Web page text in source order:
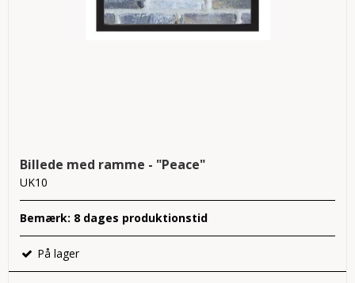
Billede med ramme - "Peace"
UK10
Bemærk: 8 dages produktionstid
På lager